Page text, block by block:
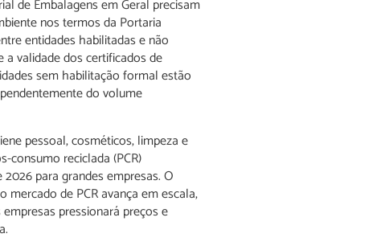
de Embalagens em Geral precisam
nos termos da Portaria
entidades habilitadas e não
validade dos certificados de
sem habilitação formal estão
do volume
pessoal, cosméticos, limpeza e
reciclada (PCR)
para grandes empresas. O
de PCR avança em escala,
pressionará preços e